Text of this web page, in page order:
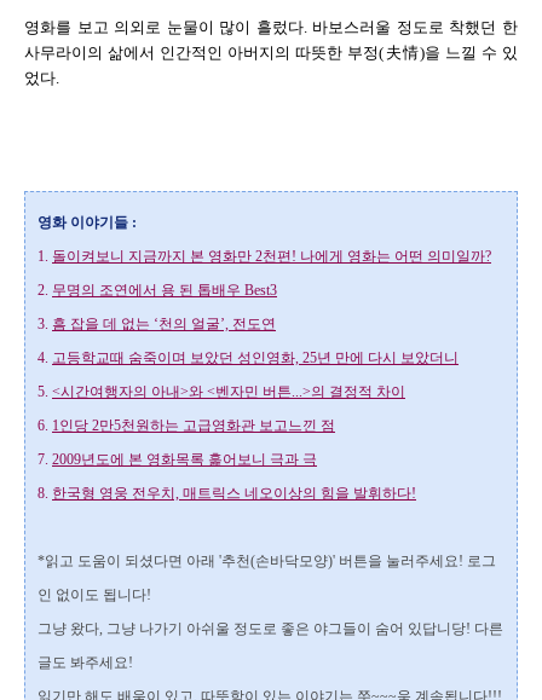
영화를 보고 의외로 눈물이 많이 흘렀다. 바보스러울 정도로 착했던 한
사무라이의 삶에서 인간적인 아버지의 따뜻한 부정(夫情)을 느낄 수 있
었다.
영화 이야기들 :
1. 돌이켜보니 지금까지 본 영화만 2천편! 나에게 영화는 어떤 의미일까?
2. 무명의 조연에서 용 된 톱배우 Best3
3. 흠 잡을 데 없는 ‘천의 얼굴’, 전도연
4. 고등학교때 숨죽이며 보았던 성인영화, 25년 만에 다시 보았더니
5. <시간여행자의 아내>와 <벤자민 버튼...>의 결정적 차이
6. 1인당 2만5천원하는 고급영화관 보고느낀 점
7. 2009년도에 본 영화목록 훑어보니 극과 극
8. 한국형 영웅 전우치, 매트릭스 네오이상의 힘을 발휘하다!
*읽고 도움이 되셨다면 아래 '추천(손바닥모양)' 버튼을 눌러주세요! 로그
인 없이도 됩니다!
그냥 왔다, 그냥 나가기 아쉬울 정도로 좋은 야그들이 숨어 있답니당! 다른
글도 봐주세요!
읽기만 해도 배움이 있고, 따뜻함이 있는 이야기는 쭈~~~욱 계속됩니다!!!